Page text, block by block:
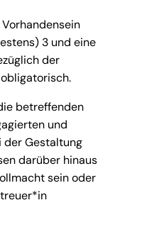
3 und eine
der
betreffenden
und
Gestaltung
darüber hinaus
sein oder